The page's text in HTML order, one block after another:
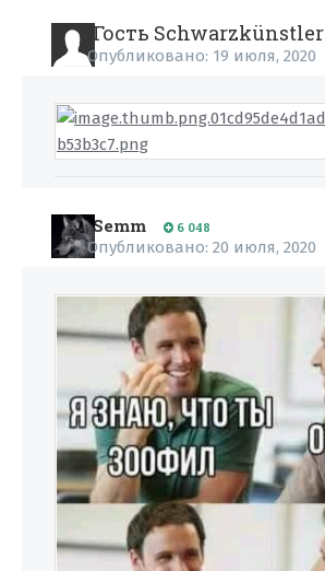
Гость Schwarzkünstler
Опубликовано: 19 июля, 2020
Semm 6 048
Опубликовано: 20 июля, 2020